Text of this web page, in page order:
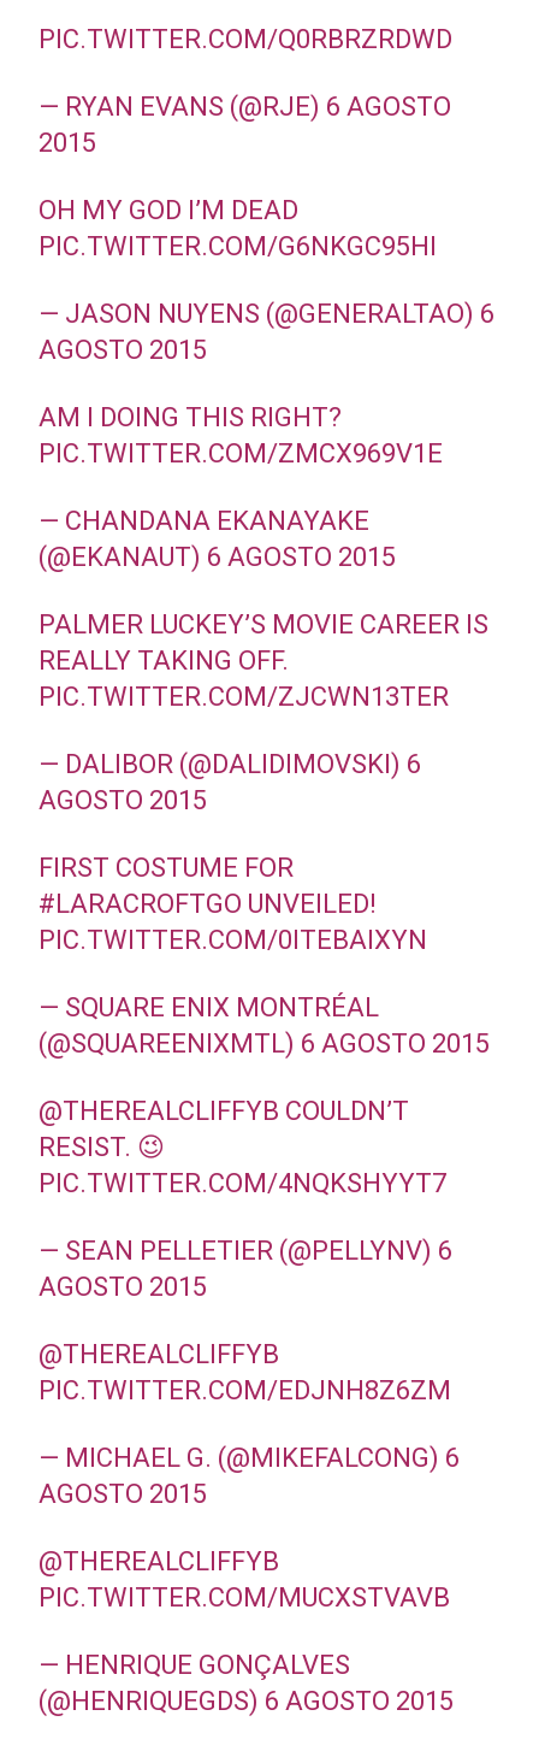
PIC.TWITTER.COM/Q0RBRZRDWD
— RYAN EVANS (@RJE) 6 AGOSTO
2015
OH MY GOD I’M DEAD
PIC.TWITTER.COM/G6NKGC95HI
— JASON NUYENS (@GENERALTAO) 6
AGOSTO 2015
AM I DOING THIS RIGHT?
PIC.TWITTER.COM/ZMCX969V1E
— CHANDANA EKANAYAKE
(@EKANAUT) 6 AGOSTO 2015
PALMER LUCKEY’S MOVIE CAREER IS
REALLY TAKING OFF.
PIC.TWITTER.COM/ZJCWN13TER
— DALIBOR (@DALIDIMOVSKI) 6
AGOSTO 2015
FIRST COSTUME FOR
#LARACROFTGO UNVEILED!
PIC.TWITTER.COM/0ITEBAIXYN
— SQUARE ENIX MONTRÉAL
(@SQUAREENIXMTL) 6 AGOSTO 2015
@THEREALCLIFFYB COULDN’T
RESIST. 😉
PIC.TWITTER.COM/4NQKSHYYT7
— SEAN PELLETIER (@PELLYNV) 6
AGOSTO 2015
@THEREALCLIFFYB
PIC.TWITTER.COM/EDJNH8Z6ZM
— MICHAEL G. (@MIKEFALCONG) 6
AGOSTO 2015
@THEREALCLIFFYB
PIC.TWITTER.COM/MUCXSTVAVB
— HENRIQUE GONÇALVES
(@HENRIQUEGDS) 6 AGOSTO 2015